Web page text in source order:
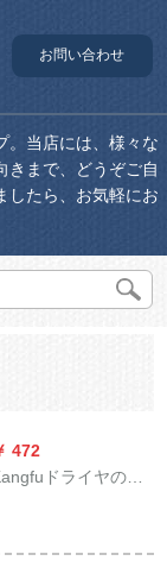
お問い合わせ
。当店には、様々な
きまで、どうぞご自
したら、お気軽にお
472
ドライヤの家
ヤー1800 w電気風